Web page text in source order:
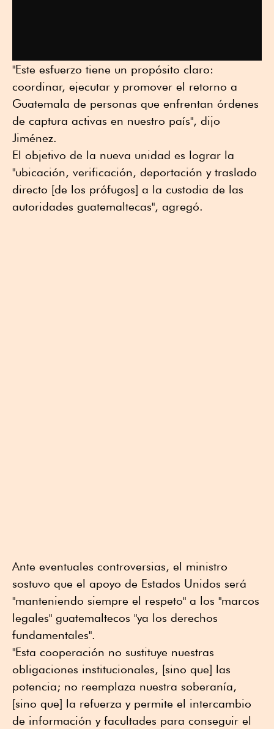
"Este esfuerzo tiene un propósito claro:
coordinar, ejecutar y promover el retorno a
Guatemala de personas que enfrentan órdenes
de captura activas en nuestro país", dijo
Jiménez.
El objetivo de la nueva unidad es lograr la
"ubicación, verificación, deportación y traslado
directo [de los prófugos] a la custodia de las
autoridades guatemaltecas", agregó.
Ante eventuales controversias, el ministro
sostuvo que el apoyo de Estados Unidos será
"manteniendo siempre el respeto" a los "marcos
legales" guatemaltecos "ya los derechos
fundamentales".
"Esta cooperación no sustituye nuestras
obligaciones institucionales, [sino que] las
potencia; no reemplaza nuestra soberanía,
[sino que] la refuerza y permite el intercambio
de información y facultades para conseguir el